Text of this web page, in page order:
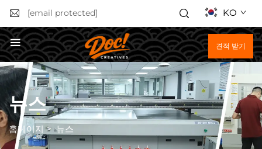
[email protected] KO
견적 받기
뉴스
홈페이지 >뉴스